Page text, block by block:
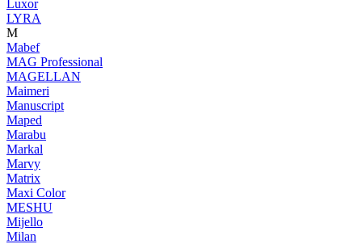
Luxor
LYRA
M
Mabef
MAG Professional
MAGELLAN
Maimeri
Manuscript
Maped
Marabu
Markal
Marvy
Matrix
Maxi Color
MESHU
Mijello
Milan